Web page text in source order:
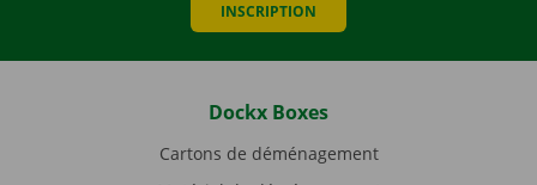
INSCRIPTION
Dockx Boxes
Cartons de déménagement